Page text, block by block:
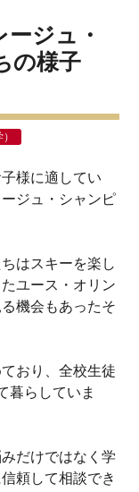
ジュ・
の様子
様に適してい
ジュ・シャンピ
はスキーを楽し
ユース・オリン
機会もあったそ
おり、全校生徒
暮らしていま
だけではなく学
頼して相談でき